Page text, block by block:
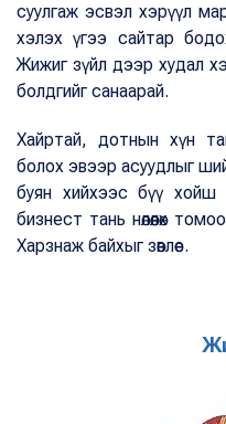
суулгаж эсвэл хэрүүл
хэлэх үгээ сайтар
Жижиг зүйл дээр худал
болдгийг санаарай.
Хайртай, дотнын хүн
болох эвээр асуудлыг
буян хийхээс бүү
бизнест тань нөлөөлөх
Харзнаж байхыг зөвлөе.